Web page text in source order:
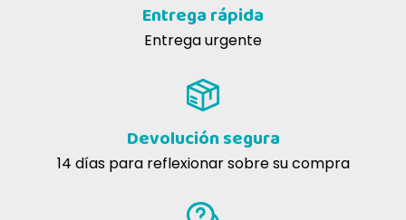
Entrega rápida
Entrega urgente
Devolución segura
14 días para reflexionar sobre su compra